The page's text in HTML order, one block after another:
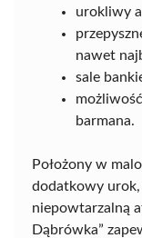
urokliwy
nawet
sale
barmana.
Położony w
dodatkowy
niepowtarzalną
Dąbrówka”